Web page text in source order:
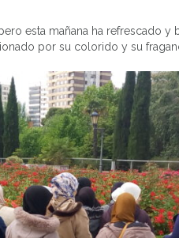
esta mañana ha refrescado y
por su colorido y su